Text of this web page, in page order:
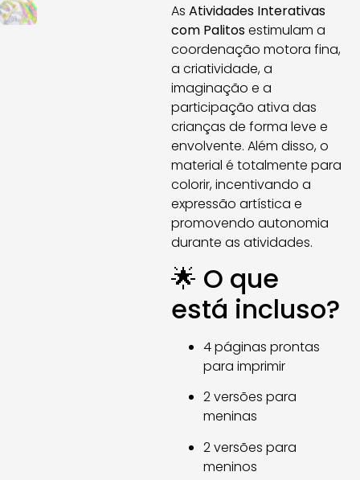
As Atividades Interativas
com Palitosestimulam a
coordenação motora fina,
a criatividade, a
imaginação e a
participação ativa das
crianças de forma leve e
envolvente. Além disso, o
material é totalmente para
colorir, incentivando a
expressão artística e
promovendo autonomia
durante as atividades.
🌟 O que
está incluso?
4 páginas prontas
para imprimir
2 versões para
meninas
2 versões para
meninos